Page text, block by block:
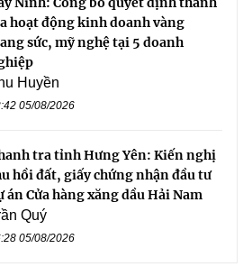
hoạt động kinh doanh vàng
sức, mỹ nghệ tại 5 doanh
Huyền
05/08/2026
tra tỉnh Hưng Yên: Kiến nghị
hồi đất, giấy chứng nhận đầu tư
án Cửa hàng xăng dầu Hải Nam
Quý
05/08/2026